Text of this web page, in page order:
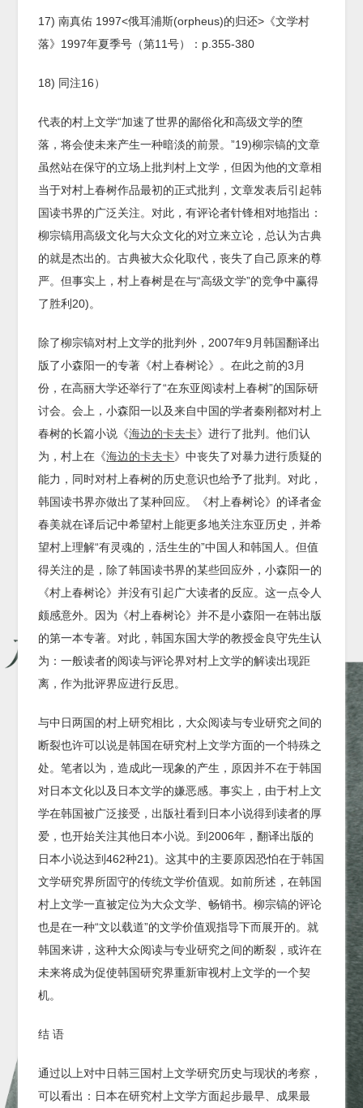
17) 南真佑 1997<俄耳浦斯(orpheus)的归还>《文学村
落》1997年夏季号（第11号）：p.355-380
18) 同注16）
代表的村上文学“加速了世界的鄙俗化和高级文学的堕
落，将会使未来产生一种暗淡的前景。”19)柳宗镐的文章
虽然站在保守的立场上批判村上文学，但因为他的文章相
当于对村上春树作品最初的正式批判，文章发表后引起韩
国读书界的广泛关注。对此，有评论者针锋相对地指出：
柳宗镐用高级文化与大众文化的对立来立论，总认为古典
的就是杰出的。古典被大众化取代，丧失了自己原来的尊
严。但事实上，村上春树是在与“高级文学”的竞争中赢得
了胜利20)。
除了柳宗镐对村上文学的批判外，2007年9月韩国翻译出
版了小森阳一的专著《村上春树论》。在此之前的3月
份，在高丽大学还举行了“在东亚阅读村上春树”的国际研
讨会。会上，小森阳一以及来自中国的学者秦刚都对村上
春树的长篇小说《海边的卡夫卡》进行了批判。他们认
为，村上在《海边的卡夫卡》中丧失了对暴力进行质疑的
能力，同时对村上春树的历史意识也给予了批判。对此，
韩国读书界亦做出了某种回应。《村上春树论》的译者金
春美就在译后记中希望村上能更多地关注东亚历史，并希
望村上理解“有灵魂的，活生生的”中国人和韩国人。但值
得关注的是，除了韩国读书界的某些回应外，小森阳一的
《村上春树论》并没有引起广大读者的反应。这一点令人
颇感意外。因为《村上春树论》并不是小森阳一在韩出版
的第一本专著。对此，韩国东国大学的教授金良守先生认
为：一般读者的阅读与评论界对村上文学的解读出现距
离，作为批评界应进行反思。
与中日两国的村上研究相比，大众阅读与专业研究之间的
断裂也许可以说是韩国在研究村上文学方面的一个特殊之
处。笔者以为，造成此一现象的产生，原因并不在于韩国
对日本文化以及日本文学的嫌恶感。事实上，由于村上文
学在韩国被广泛接受，出版社看到日本小说得到读者的厚
爱，也开始关注其他日本小说。到2006年，翻译出版的
日本小说达到462种21)。这其中的主要原因恐怕在于韩国
文学研究界所固守的传统文学价值观。如前所述，在韩国
村上文学一直被定位为大众文学、畅销书。柳宗镐的评论
也是在一种“文以载道”的文学价值观指导下而展开的。就
韩国来讲，这种大众阅读与专业研究之间的断裂，或许在
未来将成为促使韩国研究界重新审视村上文学的一个契
机。
结 语
通过以上对中日韩三国村上文学研究历史与现状的考察，
可以看出：日本在研究村上文学方面起步最早、成果最